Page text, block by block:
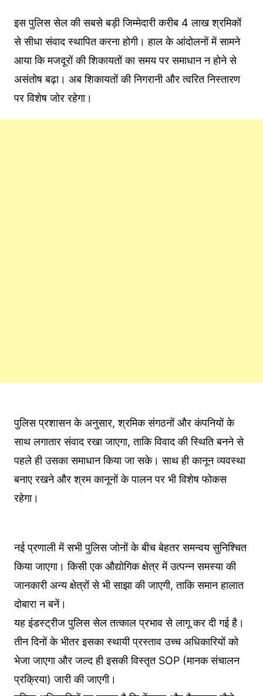
इस पुलिस सेल की सबसे बड़ी जिम्मेदारी करीब 4 लाख श्रमिकों
से सीधा संवाद स्थापित करना होगी। हाल के आंदोलनों में सामने
आया कि मजदूरों की शिकायतों का समय पर समाधान न होने से
असंतोष बढ़ा। अब शिकायतों की निगरानी और त्वरित निस्तारण
पर विशेष जोर रहेगा।
पुलिस प्रशासन के अनुसार, श्रमिक संगठनों और कंपनियों के
साथ लगातार संवाद रखा जाएगा, ताकि विवाद की स्थिति बनने से
पहले ही उसका समाधान किया जा सके। साथ ही कानून व्यवस्था
बनाए रखने और श्रम कानूनों के पालन पर भी विशेष फोकस
रहेगा।
नई प्रणाली में सभी पुलिस जोनों के बीच बेहतर समन्वय सुनिश्चित
किया जाएगा। किसी एक औद्योगिक क्षेत्र में उत्पन्न समस्या की
जानकारी अन्य क्षेत्रों से भी साझा की जाएगी, ताकि समान हालात
दोबारा न बनें।
यह इंडस्ट्रीज पुलिस सेल तत्काल प्रभाव से लागू कर दी गई है।
तीन दिनों के भीतर इसका स्थायी प्रस्ताव उच्च अधिकारियों को
भेजा जाएगा और जल्द ही इसकी विस्तृत SOP (मानक संचालन
प्रक्रिया) जारी की जाएगी।